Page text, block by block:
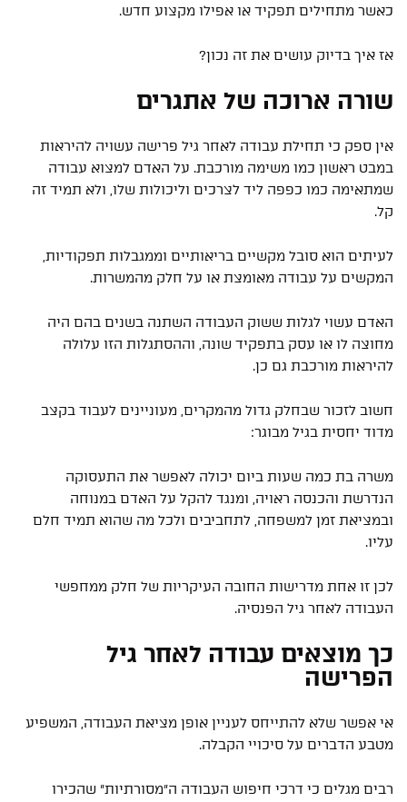
כאשר מתחילים תפקיד או אפילו מקצוע חדש.
אז איך בדיוק עושים את זה נכון?
שורה ארוכה של אתגרים
אין ספק כי תחילת עבודה לאחר גיל פרישה עשויה להיראות
במבט ראשון כמו משימה מורכבת. על האדם למצוא עבודה
שמתאימה כמו כפפה ליד לצרכים וליכולות שלו, ולא תמיד זה
קל.
לעיתים הוא סובל מקשיים בריאותיים וממגבלות תפקודיות,
המקשים על עבודה מאומצת או על חלק מהמשרות.
האדם עשוי לגלות ששוק העבודה השתנה בשנים בהם היה
מחוצה לו או עסק בתפקיד שונה, וההסתגלות הזו עלולה
להיראות מורכבת גם כן.
חשוב לזכור שבחלק גדול מהמקרים, מעוניינים לעבוד בקצב
מדוד יחסית בגיל מבוגר:
משרה בת כמה שעות ביום יכולה לאפשר את התעסוקה
הנדרשת והכנסה ראויה, ומנגד להקל על האדם במנוחה
ובמציאת זמן למשפחה, לתחביבים ולכל מה שהוא תמיד חלם
עליו.
לכן זו אחת מדרישות החובה העיקריות של חלק ממחפשי
העבודה לאחר גיל הפנסיה.
כך מוצאים עבודה לאחר גיל
הפרישה
אי אפשר שלא להתייחס לעניין אופן מציאת העבודה, המשפיע
מטבע הדברים על סיכויי הקבלה.
רבים מגלים כי דרכי חיפוש העבודה ה"מסורתיות" שהכירו